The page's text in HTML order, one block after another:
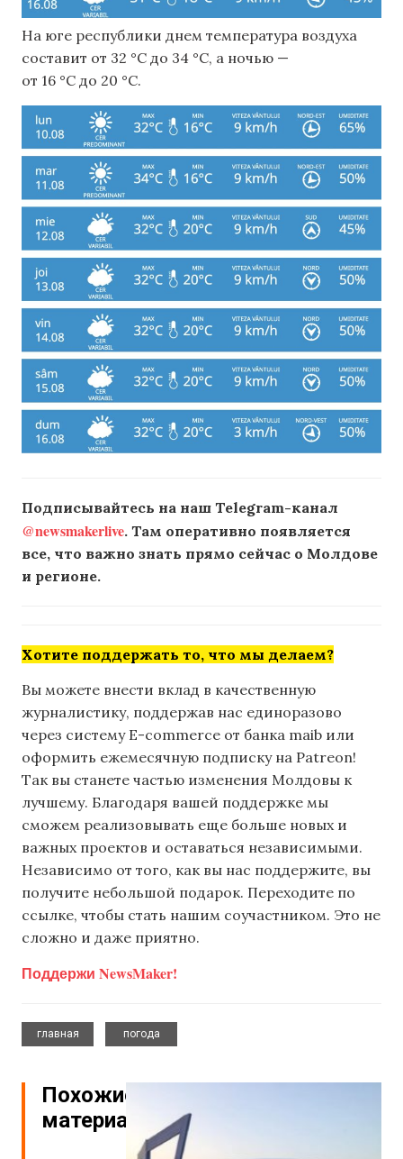
На юге республики днем ​​температура воздуха
составит от 32 °C до 34 °C, а ночью —
от 16 °C до 20 °C.
Подписывайтесь на наш Telegram-канал
@newsmakerlive. Там оперативно появляется
все, что важно знать прямо сейчас о Молдове
и регионе.
Хотите поддержать то, что мы делаем?
Вы можете внести вклад в качественную
журналистику, поддержав нас единоразово
через систему E-commerce от банка maib или
оформить ежемесячную подписку на Patreon!
Так вы станете частью изменения Молдовы к
лучшему. Благодаря вашей поддержке мы
сможем реализовывать еще больше новых и
важных проектов и оставаться независимыми.
Независимо от того, как вы нас поддержите, вы
получите небольшой подарок. Переходите по
ссылке, чтобы стать нашим соучастником. Это не
сложно и даже приятно.
Поддержи NewsMaker!
главная
погода
Похожие
материалы